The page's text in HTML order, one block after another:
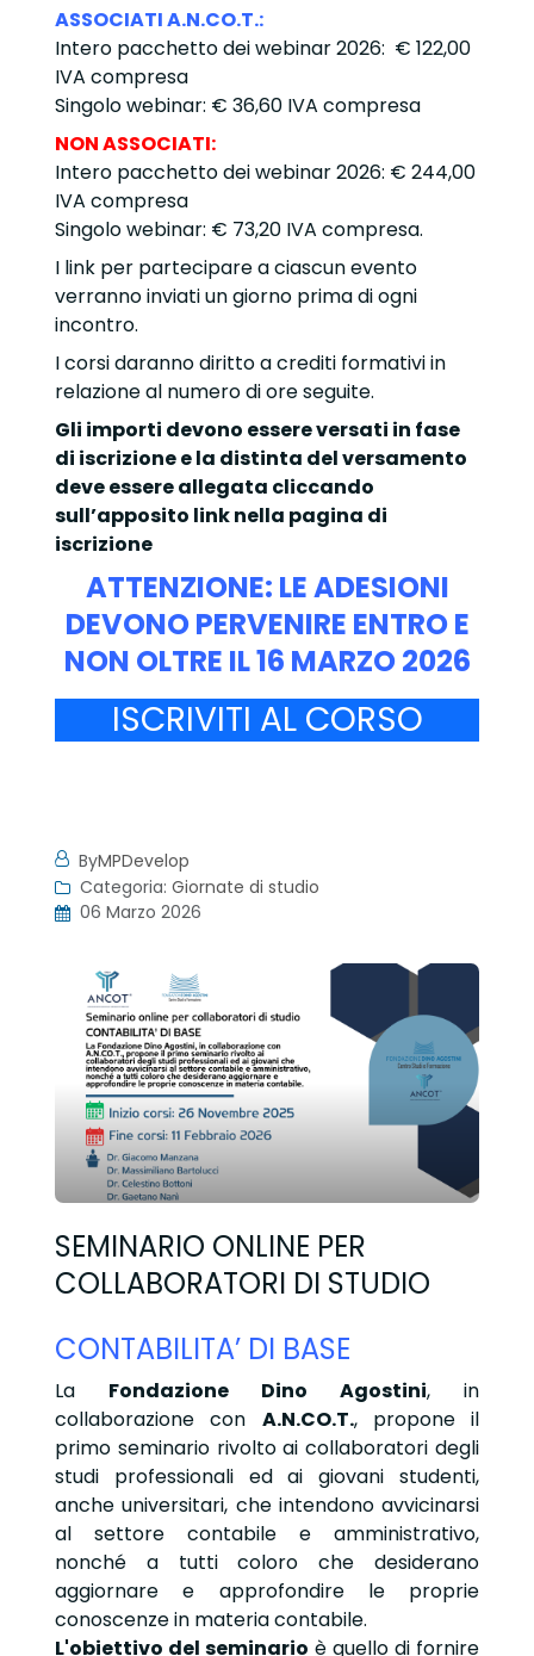
ASSOCIATI A.N.CO.T.:
Intero pacchetto dei webinar 2026: € 122,00
IVA compresa
Singolo webinar: € 36,60 IVA compresa
NON ASSOCIATI:
Intero pacchetto dei webinar 2026: € 244,00
IVA compresa
Singolo webinar: € 73,20 IVA compresa.
I link per partecipare a ciascun evento
verranno inviati un giorno prima di ogni
incontro.
I corsi daranno diritto a crediti formativi in
relazione al numero di ore seguite.
Gli importi devono essere versati in fase
di iscrizione e la distinta del versamento
deve essere allegata cliccando
sull’apposito link nella pagina di
iscrizione
ATTENZIONE: LE ADESIONI
DEVONO PERVENIRE ENTRO E
NON OLTRE IL 16 MARZO 2026
ISCRIVITI AL CORSO
ByMPDevelop
Categoria: Giornate di studio
06 Marzo 2026
SEMINARIO ONLINE PER
COLLABORATORI DI STUDIO
CONTABILITA’ DI BASE
La Fondazione Dino Agostini, in
collaborazione con A.N.CO.T., propone il
primo seminario rivolto ai collaboratori degli
studi professionali ed ai giovani studenti,
anche universitari, che intendono avvicinarsi
al settore contabile e amministrativo,
nonché a tutti coloro che desiderano
aggiornare e approfondire le proprie
conoscenze in materia contabile.
L'obiettivo del seminario è quello di fornire